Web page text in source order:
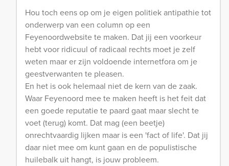
Hou toch eens op om je eigen politiek antipathie tot
onderwerp van een column op een
Feyenoordwebsite te maken. Dat jij een voorkeur
hebt voor ridicuul of radicaal rechts moet je zelf
weten maar er zijn voldoende internetfora om je
geestverwanten te pleasen.
En het is ook helemaal niet de kern van de zaak.
Waar Feyenoord mee te maken heeft is het feit dat
een goede reputatie te paard gaat maar slecht te
voet (terug) komt. Dat mag (een beetje)
onrechtvaardig lijken maar is een 'fact of life'. Dat jij
daar niet mee om kunt gaan en de populistische
huilebalk uit hangt, is jouw probleem.